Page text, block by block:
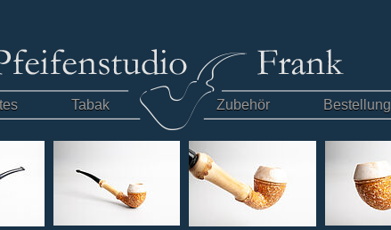
Tabak Zubehör Bestellung